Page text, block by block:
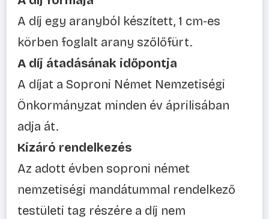
A díj egy aranyból készített, 1 cm-es
körben foglalt arany szőlőfürt.
A díj átadásának időpontja
A díjat a Soproni Német Nemzetiségi
Önkormányzat minden év áprilisában
adja át.
Kizáró rendelkezés
Az adott évben soproni német
nemzetiségi mandátummal rendelkező
testületi tag részére a díj nem